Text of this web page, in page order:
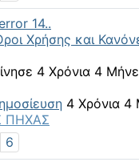
14..
Χρήσης και
4 Χρόνια 4
4 Χρόνια 4
ΠΗΧΑΣ
6